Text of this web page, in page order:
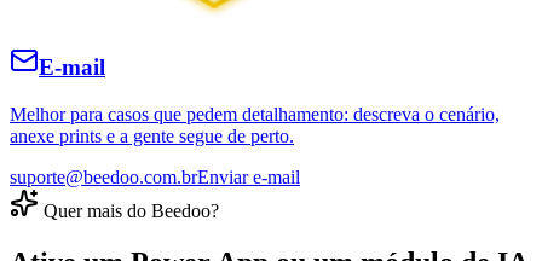
E-mail
Melhor para casos que pedem detalhamento: descreva o cenário,
anexe prints e a gente segue de perto.
suporte@beedoo.com.brEnviar e-mail
Quer mais do Beedoo?